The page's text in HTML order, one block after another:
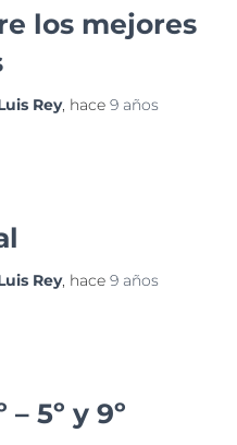
los mejores
Rey, hace 9 años
Rey, hace 9 años
5º y 9º